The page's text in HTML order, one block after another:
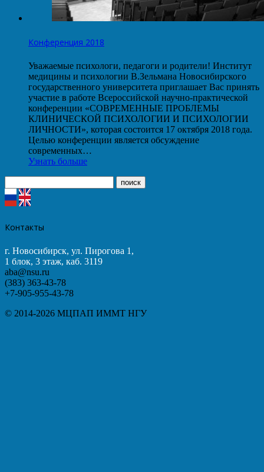
Конференция 2018
Уважаемые психологи, педагоги и родители! Институт
медицины и психологии В.Зельмана Новосибирского
государственного университета приглашает Вас принять
участие в работе Всероссийской научно-практической
конференции «СОВРЕМЕННЫЕ ПРОБЛЕМЫ
КЛИНИЧЕСКОЙ ПСИХОЛОГИИ И ПСИХОЛОГИИ
ЛИЧНОСТИ», которая состоится 17 октября 2018 года.
Целью конференции является обсуждение
современных…
Узнать больше
Контакты
г. Новосибирск, ул. Пирогова 1,
1 блок, 3 этаж, каб. 3119
aba@nsu.ru
(383) 363-43-78
+7-905-955-43-78
© 2014-2026 МЦПАП ИММТ НГУ